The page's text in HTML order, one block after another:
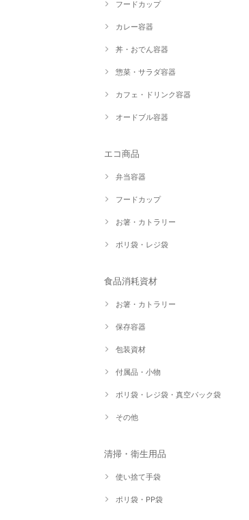
フードカップ
カレー容器
丼・おでん容器
惣菜・サラダ容器
カフェ・ドリンク容器
オードブル容器
エコ商品
弁当容器
フードカップ
お箸・カトラリー
ポリ袋・レジ袋
食品消耗資材
お箸・カトラリー
保存容器
包装資材
付属品・小物
ポリ袋・レジ袋・真空パック袋
その他
清掃・衛生用品
使い捨て手袋
ポリ袋・PP袋